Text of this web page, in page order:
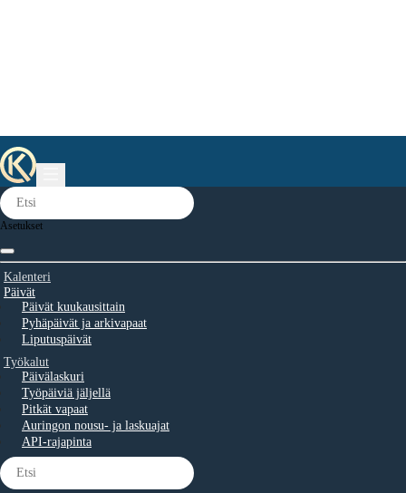
Asetukset
Kalenteri
Päivät
Päivät kuukausittain
Pyhäpäivät ja arkivapaat
Liputuspäivät
Työkalut
Päivälaskuri
Työpäiviä jäljellä
Pitkät vapaat
Auringon nousu- ja laskuajat
API-rajapinta